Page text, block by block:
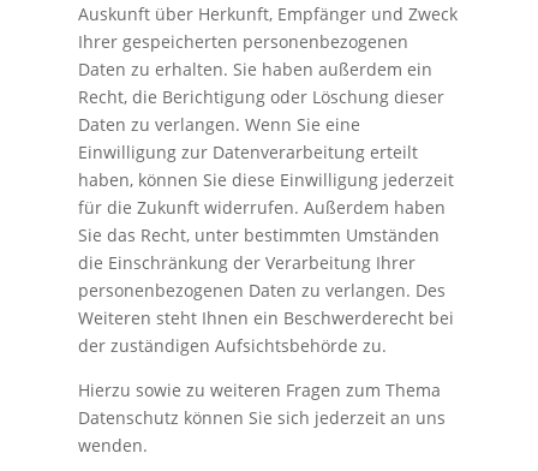
Auskunft über Herkunft, Empfänger und Zweck
Ihrer gespeicherten personenbezogenen
Daten zu erhalten. Sie haben außerdem ein
Recht, die Berichtigung oder Löschung dieser
Daten zu verlangen. Wenn Sie eine
Einwilligung zur Datenverarbeitung erteilt
haben, können Sie diese Einwilligung jederzeit
für die Zukunft widerrufen. Außerdem haben
Sie das Recht, unter bestimmten Umständen
die Einschränkung der Verarbeitung Ihrer
personenbezogenen Daten zu verlangen. Des
Weiteren steht Ihnen ein Beschwerderecht bei
der zuständigen Aufsichtsbehörde zu.
Hierzu sowie zu weiteren Fragen zum Thema
Datenschutz können Sie sich jederzeit an uns
wenden.